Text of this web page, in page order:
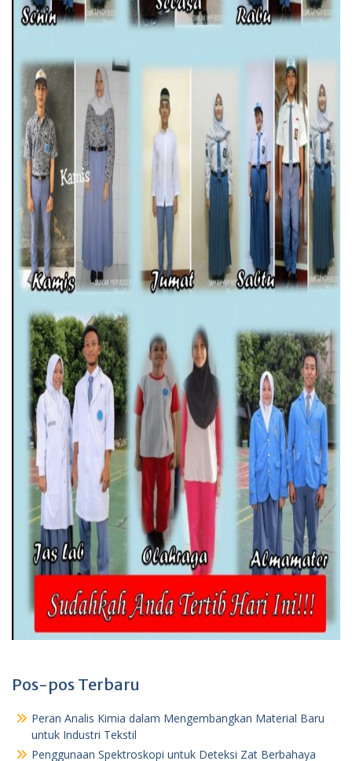
Pos-pos Terbaru
Peran Analis Kimia dalam Mengembangkan Material Baru
untuk Industri Tekstil
Penggunaan Spektroskopi untuk Deteksi Zat Berbahaya